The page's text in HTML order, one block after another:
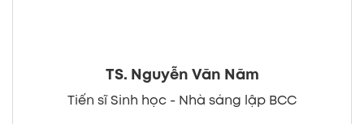
TS. Nguyễn Văn Năm
Tiến sĩ Sinh học - Nhà sáng lập BCC